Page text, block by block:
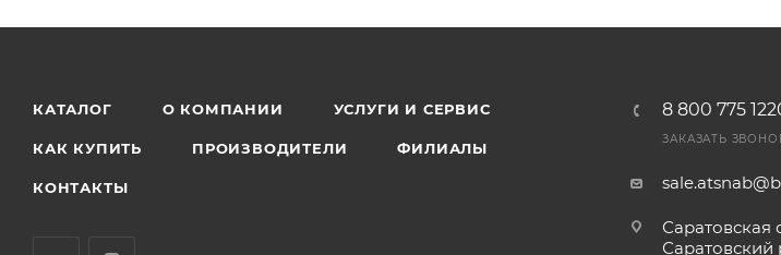
КАТАЛОГ О КОМПАНИИ УСЛУГИ И СЕРВИС
КАК КУПИТЬ ПРОИЗВОДИТЕЛИ ФИЛИАЛЫ
КОНТАКТЫ
8 800 775
ЗАКАЗАТЬ
Саратовская
Саратовский